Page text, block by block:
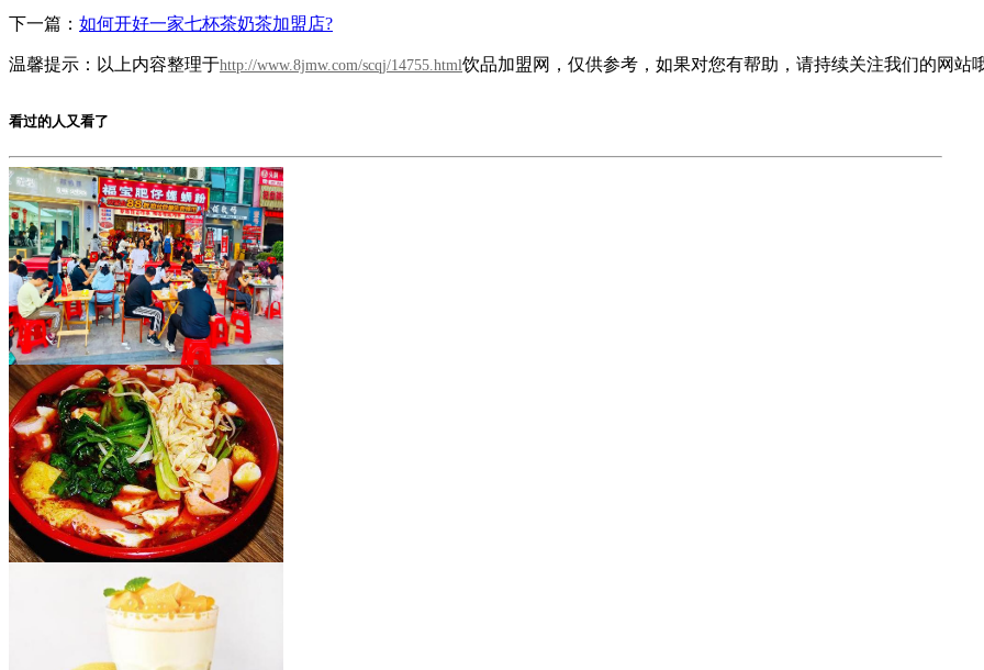
下一篇： 如何开好一家七杯茶奶茶加盟店?
温馨提示：以上内容整理于http://www.8jmw.com/scqj/14755.html饮品加盟网，仅供参考，如果对您有帮助，请持续关注我们的网站
看过的人又看了
福宝肥仔炸蛋螺蛳粉 加盟费用：
加盟费用：5-8万